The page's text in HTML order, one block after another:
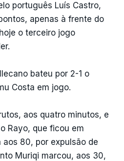
português Luís Castro,
apenas à frente do
o terceiro jogo
bateu por 2-1 o
Costa em jogo.
aos quatro minutos, e
Rayo, que ficou em
80, por expulsão de
Muriqi marcou, aos 30,